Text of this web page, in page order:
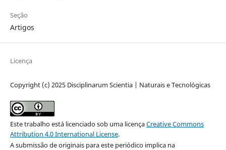
Seção
Artigos
Licença
Copyright (c) 2025 Disciplinarum Scientia | Naturais e Tecnológicas
Este trabalho está licenciado sob uma licençaCreative Commons
Attribution 4.0 International License.
A submissão de originais para este periódico implica na